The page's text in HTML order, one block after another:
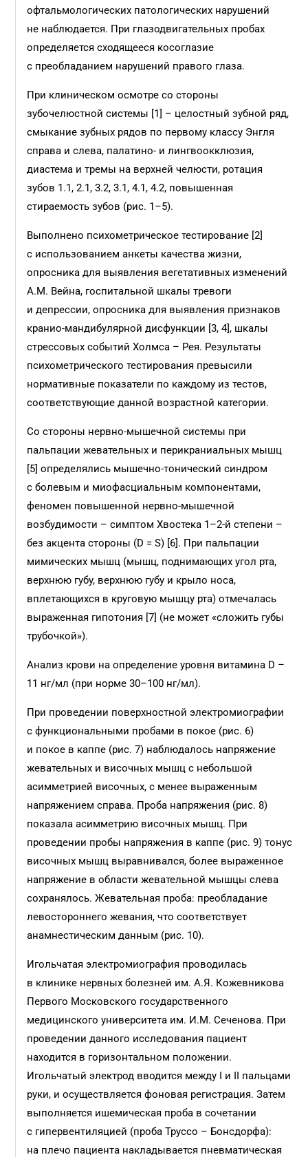
офтальмологических патологических нарушений
не наблюдается. При глазодвигательных пробах
определяется сходящееся косоглазие
с преобладанием нарушений правого глаза.
При клиническом осмотре со стороны
зубочелюстной системы [1] – целостный зубной ряд,
смыкание зубных рядов по первому классу Энгля
справа и слева, палатино- и лингвоокклюзия,
диастема и тремы на верхней челюсти, ротация
зубов 1.1, 2.1, 3.2, 3.1, 4.1, 4.2, повышенная
стираемость зубов (рис. 1–5).
Выполнено психометрическое тестирование [2]
с использованием анкеты качества жизни,
опросника для выявления вегетативных изменений
А.М. Вейна, госпитальной шкалы тревоги
и депрессии, опросника для выявления признаков
кранио-мандибулярной дисфункции [3, 4], шкалы
стрессовых событий Холмса – Рея. Результаты
психометрического тестирования превысили
нормативные показатели по каждому из тестов,
соответствующие данной возрастной категории.
Со стороны нервно-мышечной системы при
пальпации жевательных и перикраниальных мышц
[5] определялись мышечно-тонический синдром
с болевым и миофасциальным компонентами,
феномен повышенной нервно-мышечной
возбудимости – симптом Хвостека 1–2-й степени –
без акцента стороны (D = S) [6]. При пальпации
мимических мышц (мышц, поднимающих угол рта,
верхнюю губу, верхнюю губу и крыло носа,
вплетающихся в круговую мышцу рта) отмечалась
выраженная гипотония [7] (не может «сложить губы
трубочкой»).
Анализ крови на определение уровня витамина D –
11 нг/мл (при норме 30–100 нг/мл).
При проведении поверхностной электромиографии
с функциональными пробами в покое (рис. 6)
и покое в каппе (рис. 7) наблюдалось напряжение
жевательных и височных мышц с небольшой
асимметрией височных, с менее выраженным
напряжением справа. Проба напряжения (рис. 8)
показала асимметрию височных мышц. При
проведении пробы напряжения в каппе (рис. 9) тонус
височных мышц выравнивался, более выраженное
напряжение в области жевательной мышцы слева
сохранялось. Жевательная проба: преобладание
левостороннего жевания, что соответствует
анамнестическим данным (рис. 10).
Игольчатая электромиография проводилась
в клинике нервных болезней им. А.Я. Кожевникова
Первого Московского государственного
медицинского университета им. И.М. Сеченова. При
проведении данного исследования пациент
находится в горизонтальном положении.
Игольчатый электрод вводится между I и II пальцами
руки, и осуществляется фоновая регистрация. Затем
выполняется ишемическая проба в сочетании
с гипервентиляцией (проба Труссо – Бонсдорфа):
на плечо пациента накладывается пневматическая